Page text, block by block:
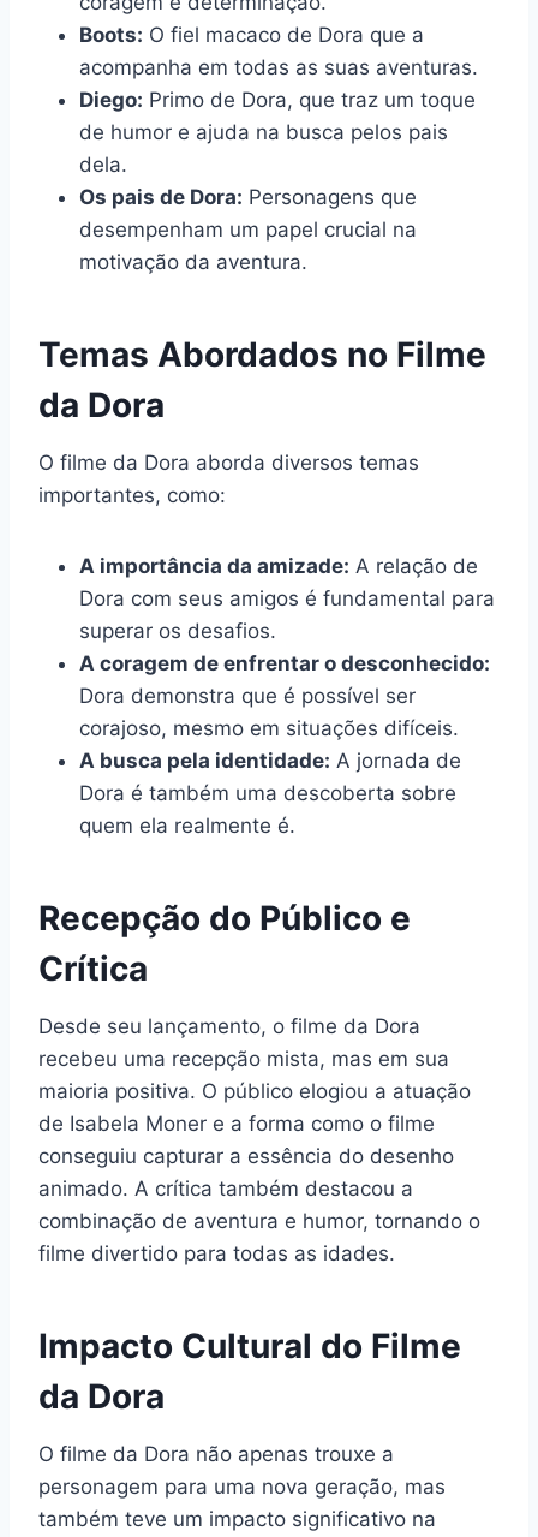
Boots: O fiel macaco de Dora que a
acompanha em todas as suas aventuras.
Diego: Primo de Dora, que traz um toque
de humor e ajuda na busca pelos pais
dela.
Os pais de Dora: Personagens que
desempenham um papel crucial na
motivação da aventura.
Temas Abordados no Filme
da Dora
O filme da Dora aborda diversos temas
importantes, como:
A importância da amizade: A relação de
Dora com seus amigos é fundamental para
superar os desafios.
A coragem de enfrentar o desconhecido:
Dora demonstra que é possível ser
corajoso, mesmo em situações difíceis.
A busca pela identidade: A jornada de
Dora é também uma descoberta sobre
quem ela realmente é.
Recepção do Público e
Crítica
Desde seu lançamento, o filme da Dora
recebeu uma recepção mista, mas em sua
maioria positiva. O público elogiou a atuação
de Isabela Moner e a forma como o filme
conseguiu capturar a essência do desenho
animado. A crítica também destacou a
combinação de aventura e humor, tornando o
filme divertido para todas as idades.
Impacto Cultural do Filme
da Dora
O filme da Dora não apenas trouxe a
personagem para uma nova geração, mas
também teve um impacto significativo na